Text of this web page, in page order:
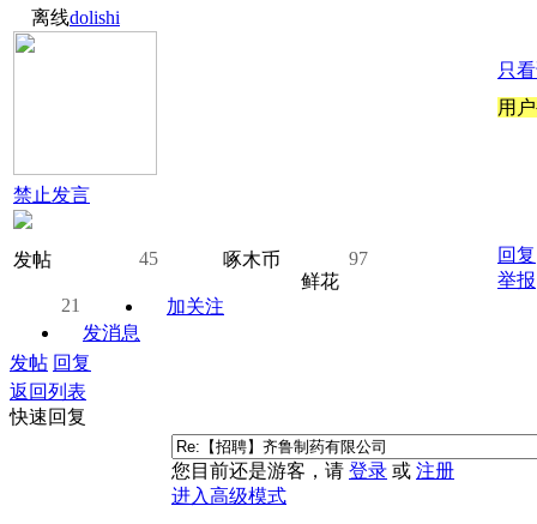
离线dolishi
禁止发言
发帖 45 啄木币
97
鲜花
21
加关注
发消息
只
用
回复
举报
发帖 回复
返回列表
快速回复
您目前还是游客，请 登录 或 注册
进入高级模式